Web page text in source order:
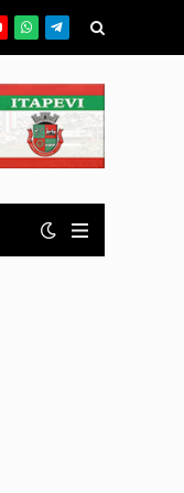
WhatsApp
Telegrama